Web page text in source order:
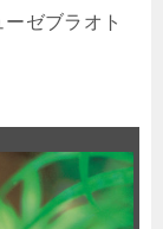
ゼブラオト